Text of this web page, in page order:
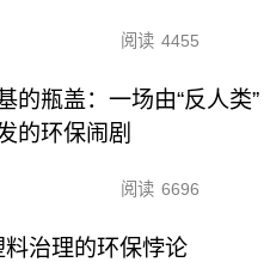
阅读 4455
的瓶盖：一场由“反人类”
的环保闹剧
阅读 6696
治理的环保悖论